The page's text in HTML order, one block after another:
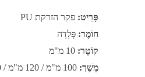
פָּרִיט:פקר הזרקת PU
חוֹמֶר:פְּלָדָה
קוֹטֶר:10 מ"מ
מֶשֶׁך:100 מ"מ / 120 מ"מ / 150 מ"מ